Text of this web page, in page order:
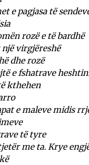
e pagjasa të
rozë e të bardhë
një virgjëreshë
dhe rozë
e fshatrave
kthehen
e maleve midis
të tyre
me ta. Krye